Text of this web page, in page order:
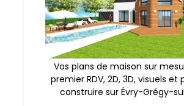
Vos plans de maison sur
premier RDV, 2D, 3D, visuels et
construire sur Évry-Grégy-